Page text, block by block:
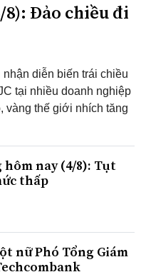
8): Đảo chiều đi
nhận diễn biến trái chiều
tại nhiều doanh nghiệp
vàng thế giới nhích tăng
hôm nay (4/8): Tụt
thấp
nữ Phó Tổng Giám